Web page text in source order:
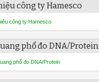
công ty Hamesco
phổ đo DNA/Protein